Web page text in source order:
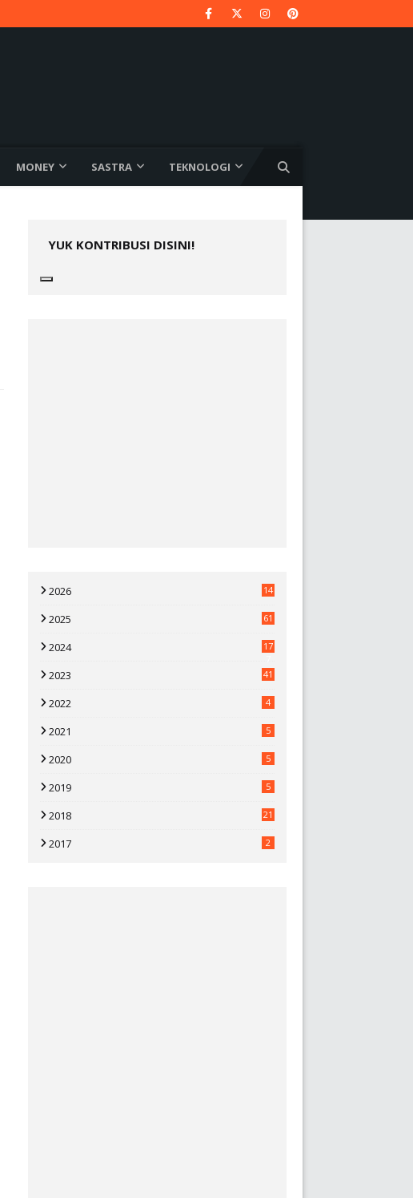
MONEY SASTRA TEKNOLOGI
YUK KONTRIBUSI DISINI!
2026 14
2025 61
2024
17
2023 41
2022 4
2021 5
2020 5
2019 5
2018 21
2017 2